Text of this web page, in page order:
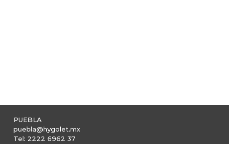
PUEBLA
puebla@hygolet.mx
Tel: 2222 6962 37